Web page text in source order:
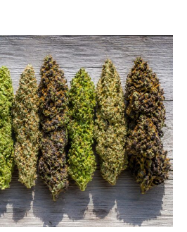
odmian
marihuany,
które
odmieniły
hodowlę
i
świat
nasion
konopi